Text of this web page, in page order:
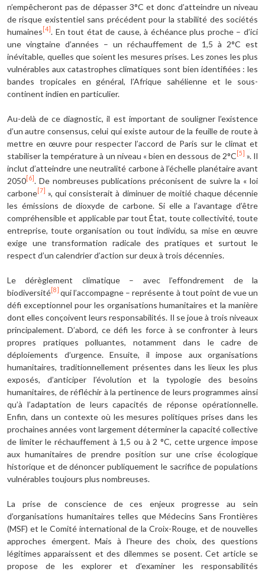
n’empêcheront pas de dépasser 3°C et donc d’atteindre un niveau
de risque existentiel sans précédent pour la stabilité des sociétés
humaines [4] . En tout état de cause, à échéance plus proche – d’ici
une vingtaine d’années – un réchauffement de 1,5 à 2°C est
inévitable, quelles que soient les mesures prises. Les zones les plus
vulnérables aux catastrophes climatiques sont bien identifiées : les
bandes tropicales en général, l’Afrique sahélienne et le sous-
continent indien en particulier.
Au-delà de ce diagnostic, il est important de souligner l’existence
d’un autre consensus, celui qui existe autour de la feuille de route à
mettre en œuvre pour respecter l’accord de Paris sur le climat et
stabiliser la température à un niveau « bien en dessous de 2°C [5]
». Il
inclut d’atteindre une neutralité carbone à l’échelle planétaire avant
2050 [6] . De nombreuses publications préconisent de suivre la « loi
carbone [7]
», qui consisterait à diminuer de moitié chaque décennie
les émissions de dioxyde de carbone. Si elle a l’avantage d’être
compréhensible et applicable par tout État, toute collectivité, toute
entreprise, toute organisation ou tout individu, sa mise en œuvre
exige une transformation radicale des pratiques et surtout le
respect d’un calendrier d’action sur deux à trois décennies.
Le dérèglement climatique – avec l’effondrement de la
biodiversité [8] qui l’accompagne – représente à tout point de vue un
défi exceptionnel pour les organisations humanitaires et la manière
dont elles conçoivent leurs responsabilités. Il se joue à trois niveaux
principalement. D’abord, ce défi les force à se confronter à leurs
propres pratiques polluantes, notamment dans le cadre de
déploiements d’urgence. Ensuite, il impose aux organisations
humanitaires, traditionnellement présentes dans les lieux les plus
exposés, d’anticiper l’évolution et la typologie des besoins
humanitaires, de réfléchir à la pertinence de leurs programmes ainsi
qu’à l’adaptation de leurs capacités de réponse opérationnelle.
Enfin, dans un contexte où les mesures politiques prises dans les
prochaines années vont largement déterminer la capacité collective
de limiter le réchauffement à 1,5 ou à 2 °C, cette urgence impose
aux humanitaires de prendre position sur une crise écologique
historique et de dénoncer publiquement le sacrifice de populations
vulnérables toujours plus nombreuses.
La prise de conscience de ces enjeux progresse au sein
d’organisations humanitaires telles que Médecins Sans Frontières
(MSF) et le Comité international de la Croix-Rouge, et de nouvelles
approches émergent. Mais à l’heure des choix, des questions
légitimes apparaissent et des dilemmes se posent. Cet article se
propose de les explorer et d’examiner les responsabilités